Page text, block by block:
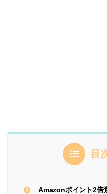
目
Amazonポイント2倍